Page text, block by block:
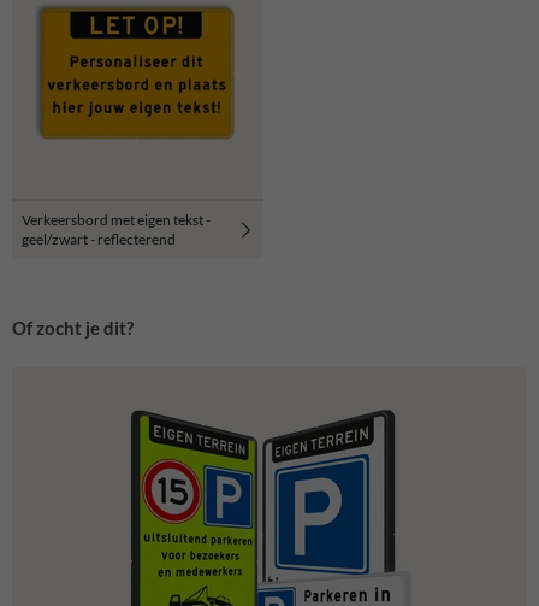
Verkeersbord met eigen tekst -
geel/zwart - reflecterend
Of zocht je dit?